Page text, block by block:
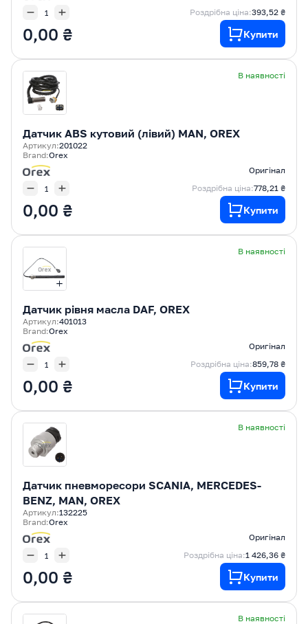
Роздрібна ціна:393,52 ₴
0,00 ₴ Купити
В наявності
Датчик ABS кутовий (лівий) MAN, OREX
Артикул:201022
Brand:Orex
Оригінал
Роздрібна ціна:778,21 ₴
0,00 ₴ Купити
В наявності
Датчик рівня масла DAF, OREX
Артикул:401013
Brand:Orex
Оригінал
Роздрібна ціна:859,78 ₴
0,00 ₴ Купити
В наявності
Датчик пневморесори SCANIA, MERCEDES-
BENZ, MAN, OREX
Артикул:132225
Brand:Orex
Оригінал
Роздрібна ціна:1 426,36 ₴
0,00 ₴ Купити
В наявності